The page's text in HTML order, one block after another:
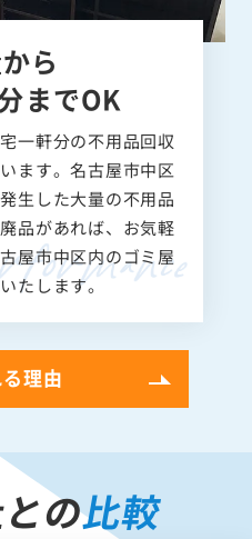
ら
までOK
一軒分の不用品回収
ます。名古屋市中区
生した大量の不用品
品があれば、お気軽
屋市中区内のゴミ屋
たします。
理由
の比較